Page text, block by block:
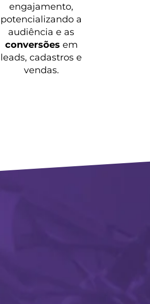
engajamento,
potencializando a
audiência e as
conversões em
leads, cadastros e
vendas.